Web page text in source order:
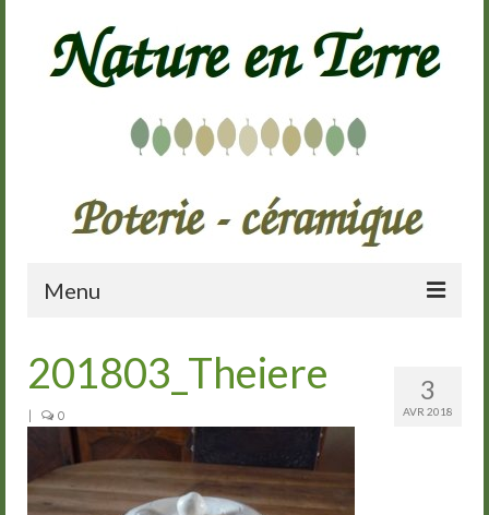
Menu
Présentation
Galerie
Cours de poterie
3
AVR 2018
201803_Theiere
| 0